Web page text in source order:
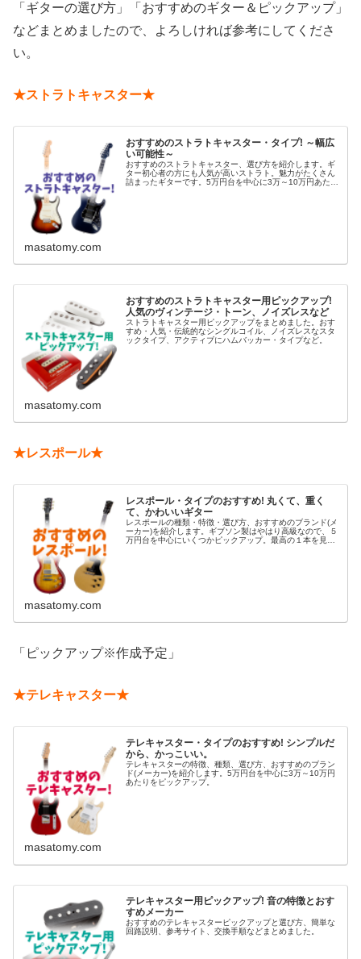
「ギターの選び方」「おすすめのギター＆ピックアップ」
などまとめましたので、よろしければ参考にしてくださ
い。
★ストラトキャスター★
おすすめのストラトキャスター・タイプ! ～幅広
い可能性～
おすすめのストラトキャスター、選び方を紹介します。ギ
ター初心者の方にも人気が高いストラト。魅力がたくさん
詰まったギターです。5万円台を中心に3万～10万円あたり
masatomy.com
おすすめのストラトキャスター用ピックアップ!
人気のヴィンテージ・トーン、ノイズレスなど
ストラトキャスター用ピックアップをまとめました。おす
すめ・人気・伝統的なシングルコイル、ノイズレスなスタ
ックタイプ、アクティブにハムバッカー・タイプなど。
masatomy.com
★レスポール★
レスポール・タイプのおすすめ! 丸くて、重く
て、かわいいギター
レスポールの種類・特徴・選び方、おすすめのブランド(メ
ーカー)を紹介します。ギブソン製はやはり高級なので、５
万円台を中心にいくつかピックアップ。最高の１本を見つ
masatomy.com
「ピックアップ※作成予定」
★テレキャスター★
テレキャスター・タイプのおすすめ! シンプルだ
から、かっこいい。
テレキャスターの特徴、種類、選び方、おすすめのブラン
ド(メーカー)を紹介します。5万円台を中心に3万～10万円
あたりをピックアップ。
masatomy.com
テレキャスター用ピックアップ! 音の特徴とおす
すめメーカー
おすすめのテレキャスターピックアップと選び方、簡単な
回路説明、参考サイト、交換手順などまとめました。